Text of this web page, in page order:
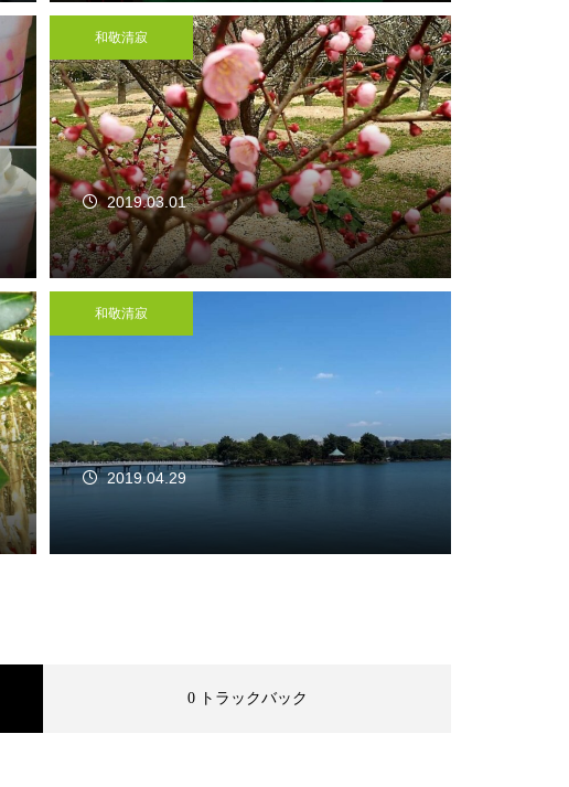
和敬清寂
2019.03.01
和敬清寂
2019.04.29
0 トラックバック